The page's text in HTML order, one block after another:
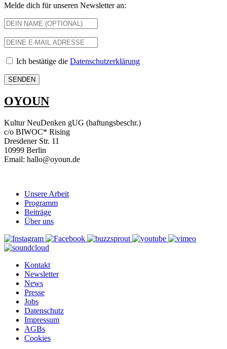
Melde dich für unseren Newsletter an:
Ich bestätige die Datenschutzerklärung
OYOUN
Kultur NeuDenken gUG (haftungsbeschr.)
c/o BIWOC* Rising
Dresdener Str. 11
10999 Berlin
Email: hallo@oyoun.de
Unsere Arbeit
Programm
Beiträge
Über uns
Kontakt
Newsletter
News
Presse
Jobs
Datenschutz
Impressum
AGBs
Cookies